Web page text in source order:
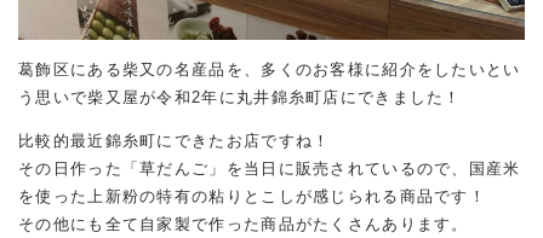
葛飾区にある柴又の名産品を、多くのお客様に紹介をしたいとい
う思いで柴又屋が令和2年に丸井錦糸町店にできました！
比較的最近錦糸町にできたお店ですね！
その日作った「草だんご」を当日に販売されているので、国産米
を使った上新粉の特有の粘りとこしが感じられる商品です！
その他にも全て自家製で作った商品がたくさんあります。